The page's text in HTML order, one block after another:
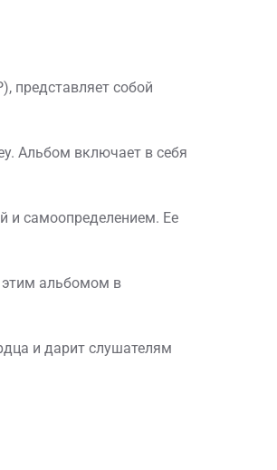
представляет собой
Альбом включает в себя
и самоопределением. Ее
этим альбомом в
и дарит слушателям